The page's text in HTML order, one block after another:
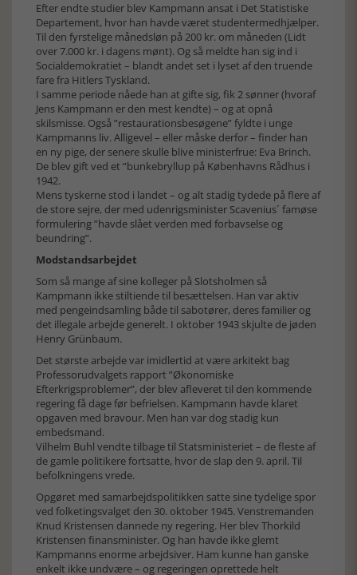
Efter endte studier blev Kampmann ansat i Det Statistiske
Departement, hvor han havde været studentermedhjælper.
Til den fyrstelige månedsløn på 200 kr. om måneden (Lidt
over 7.000 kr. i dagens mønt). Og så meldte han sig ind i
Socialdemokratiet – blandt andet set i lyset af den truende
fare fra Hitlers Tyskland.
I samme periode nåede han at gifte sig, fik 2 sønner (hvoraf
Jens Kampmann er den mest kendte) – og at opnå
skilsmisse. Også ”restaurationsbesøgene” fyldte i unge
Kampmanns liv. Alligevel – eller måske derfor – finder han
en ny pige, der senere skulle blive ministerfrue: Eva Brinch.
De blev gift ved et ”bunkebryllup på Københavns Rådhus i
1942.
Mens tyskerne stod i landet – og alt stadig tydede på flere af
de store sejre, der med udenrigsminister Scavenius´ famøse
formulering ”havde slået verden med forbavselse og
beundring”.
Modstandsarbejdet
Som så mange af sine kolleger på Slotsholmen så
Kampmann ikke stiltiende til besættelsen. Han var aktiv
med pengeindsamling både til sabotører, deres familier og
det illegale arbejde generelt. I oktober 1943 skjulte de jøden
Henry Grünbaum.
Det største arbejde var imidlertid at være arkitekt bag
Professorudvalgets rapport ”Økonomiske
Efterkrigsproblemer”, der blev afleveret til den kommende
regering få dage før befrielsen. Kampmann havde klaret
opgaven med bravour. Men han var dog stadig kun
embedsmand.
Vilhelm Buhl vendte tilbage til Statsministeriet – de fleste af
de gamle politikere fortsatte, hvor de slap den 9. april. Til
befolkningens vrede.
Opgøret med samarbejdspolitikken satte sine tydelige spor
ved folketingsvalget den 30. oktober 1945. Venstremanden
Knud Kristensen dannede ny regering. Her blev Thorkild
Kristensen finansminister. Og han havde ikke glemt
Kampmanns enorme arbejdsiver. Ham kunne han ganske
enkelt ikke undvære – og regeringen oprettede helt